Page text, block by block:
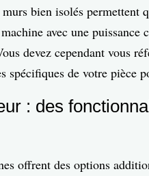
bien isolés permettent
avec une
devez cependant vous
spécifiques de votre pièce
: des
offrent des options